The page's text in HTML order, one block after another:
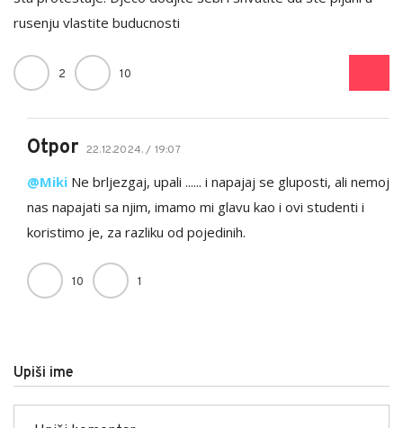
rusenju vlastite buducnosti
2 10
Otpor 22.12.2024. / 19:07
@Miki Ne brljezgaj, upali ...... i napajaj se gluposti, ali nemoj
nas napajati sa njim, imamo mi glavu kao i ovi studenti i
koristimo je, za razliku od pojedinih.
10 1
Upiši ime